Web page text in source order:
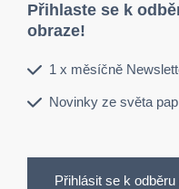
Přihlaste se k
obraze!
1 x měsíčně
Novinky ze světa
Přihlásit se k odběru